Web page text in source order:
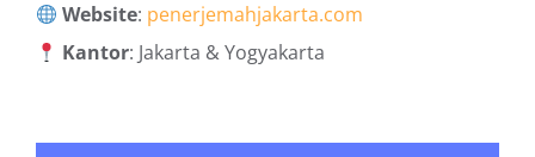
Website: penerjemahjakarta.com
Kantor: Jakarta & Yogyakarta